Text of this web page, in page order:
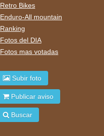
Retro Bikes
Enduro-All mountain
Ranking
Fotos del DIA
Fotos mas votadas
Subir foto
Publicar aviso
Buscar